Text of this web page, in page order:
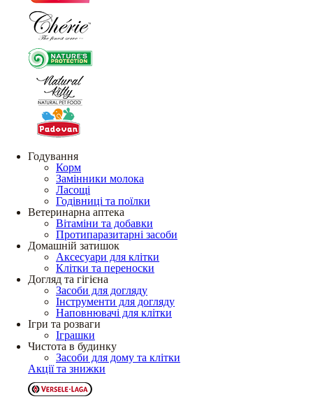
Годування
Корм
Замінники молока
Ласощі
Годівниці та поїлки
Ветеринарна аптека
Вітаміни та добавки
Протипаразитарні засоби
Домашній затишок
Аксесуари для клітки
Клітки та переноски
Догляд та гігієна
Засоби для догляду
Інструменти для догляду
Наповнювачі для клітки
Ігри та розваги
Іграшки
Чистота в будинку
Засоби для дому та клітки
Акції та знижки